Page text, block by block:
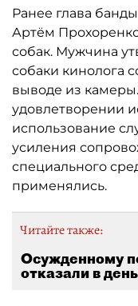
Ранее глава
Артём
собак. Мужчина
собаки кинолога
выводе из камеры.
удовлетворении
использование
усиления
специального
применялись.
Читайте также:
Осужденному
отказали в